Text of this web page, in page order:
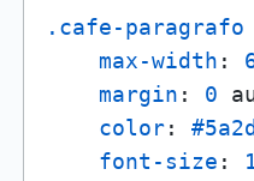
.cafe-paragrafo
max-width :
margin : 0
color:
font-size :